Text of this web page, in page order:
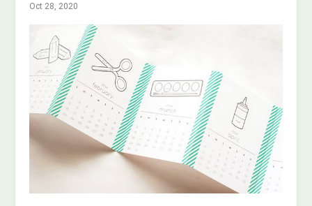
Oct 28, 2020